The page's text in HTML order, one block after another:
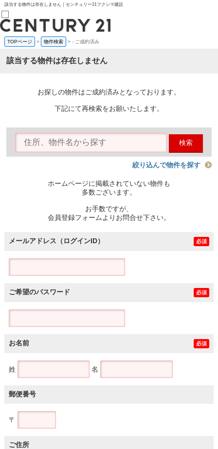
該当する物件は存在しません｜センチュリー21フクシマ建設
売買部
0120-800-844
賃貸部
会員メニュー
物件を探す
購入TOP
条件から探す
住宅ローン控除シミュレータ
TOPページ > 物件検索 >- ご成約済み
該当する物件は存在しません
お探しの物件はご成約済みとなっております。
下記にて再検索をお願いたします。
検索
絞り込んで物件を探す
ホームページに掲載されていない物件も
多数ございます。
お手数ですが、
会員登録フォームよりお問合せ下さい。
メールアドレス（ログインID） 必須
ご希望のパスワード 必須
お名前 必須
姓 名
郵便番号
〒
ご住所